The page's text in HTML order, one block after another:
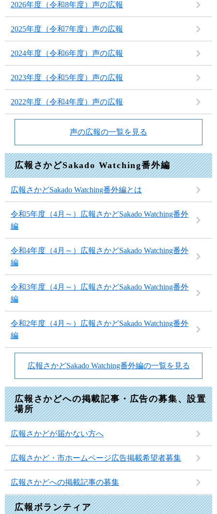
2026年度（令和8年度）声の広報
2025年度（令和7年度）声の広報
2024年度（令和6年度）声の広報
2023年度（令和5年度）声の広報
2022年度（令和4年度）声の広報
声の広報の一覧を見る
広報さかどSakado Watching番外編
広報さかどSakado Watching番外編とは
令和5年度（4月～）広報さかどSakado Watching番外
編
令和4年度（4月～）広報さかどSakado Watching番外
編
令和3年度（4月～）広報さかどSakado Watching番外
編
令和2年度（4月～）広報さかどSakado Watching番外
編
広報さかどSakado Watching番外編の一覧を見る
広報さかどへの掲載記事・広告の募集、設置
場所
広報さかどが届かない方へ
広報さかど・市ホームページ広告掲載希望者募集
広報さかどへの掲載記事の募集
広報ボランティア